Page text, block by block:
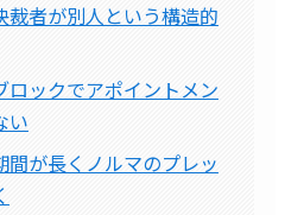
裁者が別人という構造的
ロックでアポイントメン
い
間が長くノルマのプレッ